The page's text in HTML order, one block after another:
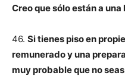
Creo que sólo están a
46. Si tienes piso en
remunerado y una
muy probable que no